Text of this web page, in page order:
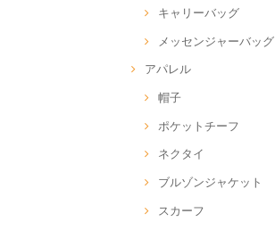
キャリーバッグ
メッセンジャーバッグ
アパレル
帽子
ポケットチーフ
ネクタイ
ブルゾンジャケット
スカーフ